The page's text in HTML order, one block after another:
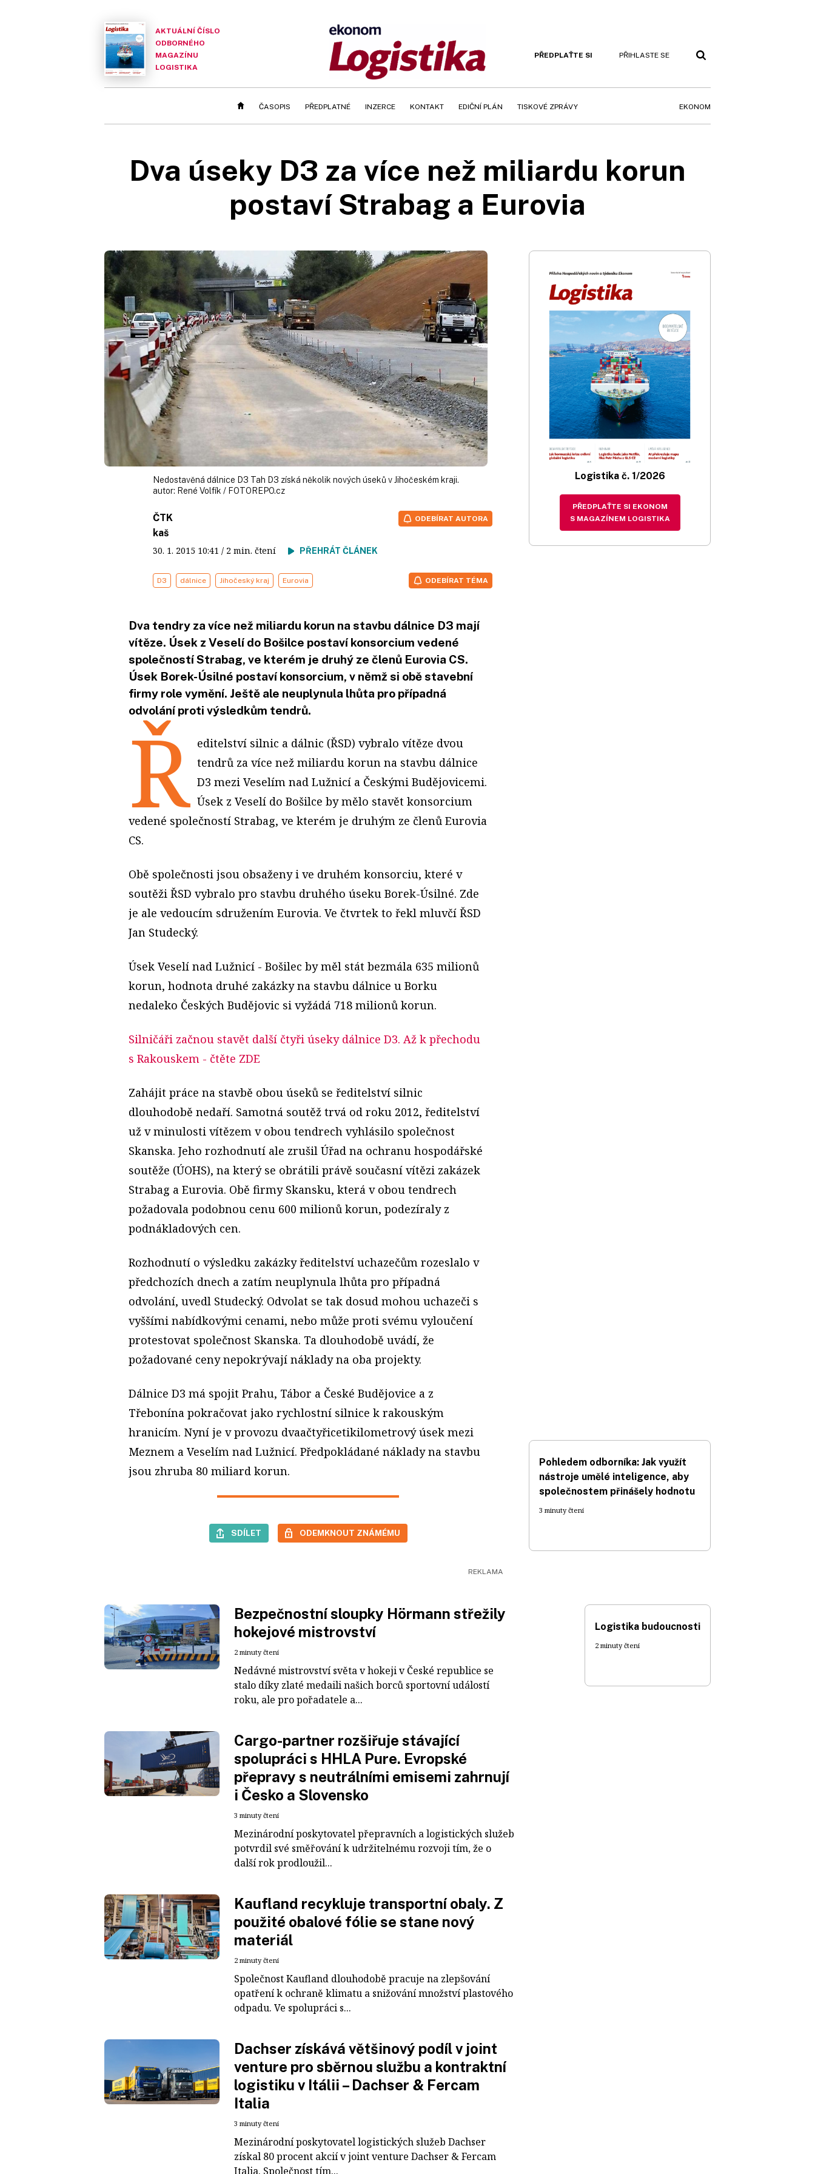
AKTUÁLNÍ ČÍSLO
ODBORNÉHO
MAGAZÍNU
LOGISTIKA
PŘEDPLAŤTE SI PŘIHLASTE SE
ČASOPIS PŘEDPLATNÉ INZERCE KONTAKT EDIČNÍ PLÁN TISKOVÉ ZPRÁVY EKONOM
Dva úseky D3 za více než miliardu korun
postaví Strabag a Eurovia
Nedostavěná dálnice D3 Tah D3 získá několik nových úseků v Jihočeském kraji.
autor: René Volfík / FOTOREPO.cz
ČTK
kaš
30. 1. 2015 10:41 / 2 min. čtení PŘEHRÁT ČLÁNEK
ODEBÍRAT AUTORA
D3 dálnice Jihočeský kraj Eurovia ODEBÍRAT TÉMA
Dva tendry za více než miliardu korun na stavbu dálnice D3 mají
vítěze. Úsek z Veselí do Bošilce postaví konsorcium vedené
společností Strabag, ve kterém je druhý ze členů Eurovia CS.
Úsek Borek-Úsilné postaví konsorcium, v němž si obě stavební
firmy role vymění. Ještě ale neuplynula lhůta pro případná
odvolání proti výsledkům tendrů.
Ř editelství silnic a dálnic (ŘSD) vybralo vítěze dvou
tendrů za více než miliardu korun na stavbu dálnice
D3 mezi Veselím nad Lužnicí a Českými Budějovicemi.
Úsek z Veselí do Bošilce by mělo stavět konsorcium
vedené společností Strabag, ve kterém je druhým ze členů Eurovia
CS.
Obě společnosti jsou obsaženy i ve druhém konsorciu, které v
soutěži ŘSD vybralo pro stavbu druhého úseku Borek-Úsilné. Zde
je ale vedoucím sdružením Eurovia. Ve čtvrtek to řekl mluvčí ŘSD
Jan Studecký.
Úsek Veselí nad Lužnicí - Bošilec by měl stát bezmála 635 milionů
korun, hodnota druhé zakázky na stavbu dálnice u Borku
nedaleko Českých Budějovic si vyžádá 718 milionů korun.
Silničáři začnou stavět další čtyři úseky dálnice D3. Až k přechodu
s Rakouskem - čtěte ZDE
Zahájit práce na stavbě obou úseků se ředitelství silnic
dlouhodobě nedaří. Samotná soutěž trvá od roku 2012, ředitelství
už v minulosti vítězem v obou tendrech vyhlásilo společnost
Skanska. Jeho rozhodnutí ale zrušil Úřad na ochranu hospodářské
soutěže (ÚOHS), na který se obrátili právě současní vítězi zakázek
Strabag a Eurovia. Obě firmy Skansku, která v obou tendrech
požadovala podobnou cenu 600 milionů korun, podezíraly z
podnákladových cen.
Rozhodnutí o výsledku zakázky ředitelství uchazečům rozeslalo v
předchozích dnech a zatím neuplynula lhůta pro případná
odvolání, uvedl Studecký. Odvolat se tak dosud mohou uchazeči s
vyššími nabídkovými cenami, nebo může proti svému vyloučení
protestovat společnost Skanska. Ta dlouhodobě uvádí, že
požadované ceny nepokrývají náklady na oba projekty.
Dálnice D3 má spojit Prahu, Tábor a České Budějovice a z
Třebonína pokračovat jako rychlostní silnice k rakouským
hranicím. Nyní je v provozu dvaačtyřicetikilometrový úsek mezi
Meznem a Veselím nad Lužnicí. Předpokládané náklady na stavbu
jsou zhruba 80 miliard korun.
SDÍLET ODEMKNOUT ZNÁMÉMU
Logistika č. 1/2026
PŘEDPLAŤTE SI EKONOM
S MAGAZÍNEM LOGISTIKA
Pohledem odborníka: Jak využít
nástroje umělé inteligence, aby
společnostem přinášely hodnotu
3 minuty čtení
Bezpečnostní sloupky Hörmann střežily
hokejové mistrovství
2 minuty čtení
Nedávné mistrovství světa v hokeji v České republice se
stalo díky zlaté medaili našich borců sportovní událostí
roku, ale pro pořadatele a...
Cargo-partner rozšiřuje stávající
spolupráci s HHLA Pure. Evropské
přepravy s neutrálními emisemi zahrnují
i Česko a Slovensko
3 minuty čtení
Mezinárodní poskytovatel přepravních a logistických služeb
potvrdil své směřování k udržitelnému rozvoji tím, že o
další rok prodloužil...
Kaufland recykluje transportní obaly. Z
použité obalové fólie se stane nový
materiál
2 minuty čtení
Společnost Kaufland dlouhodobě pracuje na zlepšování
opatření k ochraně klimatu a snižování množství plastového
odpadu. Ve spolupráci s...
Dachser získává většinový podíl v joint
venture pro sběrnou službu a kontraktní
logistiku v Itálii – Dachser & Fercam
Italia
3 minuty čtení
Mezinárodní poskytovatel logistických služeb Dachser
získal 80 procent akcií v joint venture Dachser & Fercam
Italia. Společnost tím...
Logistika budoucnosti
2 minuty čtení